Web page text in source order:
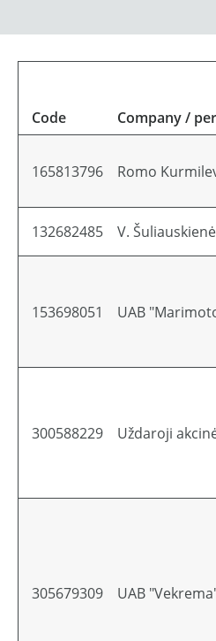
Code Company /
165813796 Romo
132682485 V.
153698051 UAB
300588229 Uždaroji
305679309 UAB